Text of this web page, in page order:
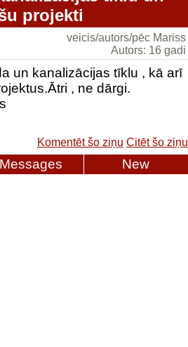
projekti
veicis/autors/pēc Mariss
Autors: 16 gadi
un kanalizācijas tīklu , kā arī
, ne dārgi.
Komentēt šo ziņu Citēt šo ziņu
Messages New